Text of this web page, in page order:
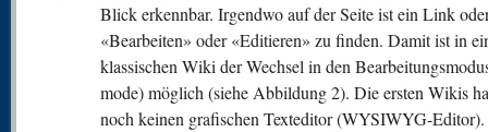
Blick erkennbar. Irgendwo auf der Seite ist ein Link
«Bearbeiten» oder «Editieren» zu finden. Damit ist in
klassischen Wiki der Wechsel in den
mode) möglich (siehe Abbildung 2). Die ersten Wikis
noch keinen grafischen Texteditor (WYSIWYG-